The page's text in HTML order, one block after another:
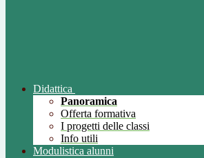
Didattica
Panoramica
Offerta formativa
I progetti delle classi
Info utili
Modulistica alunni